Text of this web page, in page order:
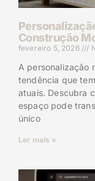
Construção
fevereiro 5, 2026
A personalização
tendência que
atuais. Descubra
espaço pode
único
Ler mais »